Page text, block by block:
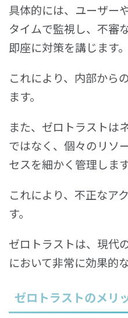
具体的には、ユーザー
タイムで監視し、不審
即座に対策を講じます。
これにより、内部から
ます。
また、ゼロトラストは
ではなく、個々のリソ
セスを細かく管理します
これにより、不正なア
す。
ゼロトラストは、現代
において非常に効果的
ゼロトラストのメリ